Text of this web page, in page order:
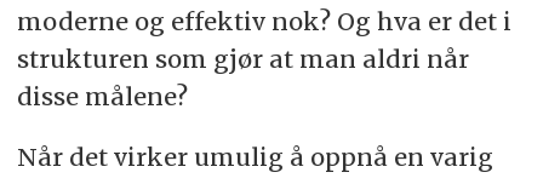
moderne og effektiv nok? Og hva er det i
strukturen som gjør at man aldri når
disse målene?
Når det virker umulig å oppnå en varig